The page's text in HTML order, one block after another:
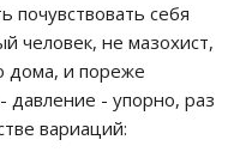
почувствовать себя
человек, не мазохист,
дома, и пореже
давление - упорно, раз
вариаций: